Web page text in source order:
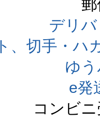
デリ
、切手・ハ
ゆ
e発
コンビ